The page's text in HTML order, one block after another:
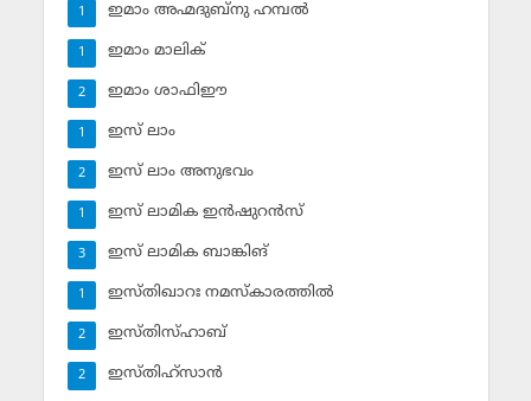
ഇമാം അഹ്മദുബ്‌നു ഹമ്പല്‍
1
ഇമാം മാലിക്
1
ഇമാം ശാഫിഈ
2
ഇസ് ലാം
1
ഇസ് ലാം അനുഭവം
2
ഇസ് ലാമിക ഇന്‍ഷുറന്‍സ്‌
1
ഇസ് ലാമിക ബാങ്കിങ്‌
3
ഇസ്തിഖാറഃ നമസ്‌കാരത്തില്‍
1
ഇസ്തിസ്ഹാബ്
2
ഇസ്തിഹ്‌സാന്‍
2